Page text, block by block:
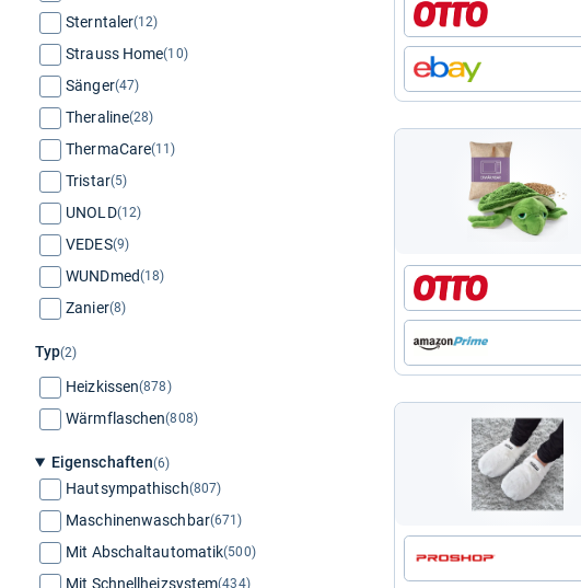
Sterntaler(12)
Strauss Home(10)
Sänger(47)
Theraline(28)
ThermaCare(11)
Tristar(5)
UNOLD(12)
VEDES(9)
WUNDmed(18)
Zanier(8)
Typ(2)
Heizkissen(878)
Wärmflaschen(808)
Eigenschaften(6)
Hautsympathisch(807)
Maschinenwaschbar(671)
Mit Abschaltautomatik(500)
Mit Schnellheizsystem(434)